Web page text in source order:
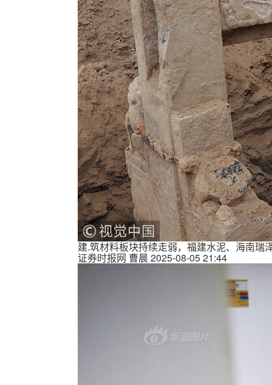
建.筑材料板块持续走弱，福建水泥、海南瑞
证券时报网 曹晨 2025-08-05 21:44